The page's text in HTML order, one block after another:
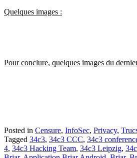
Quelques images :
Pour conclure, quelques images du
Posted in Censure, InfoSec, Privacy,
Tagged 34c3, 34c3 CCC, 34c3
4, 34c3 Hacking Team, 34c3 Leipzig,